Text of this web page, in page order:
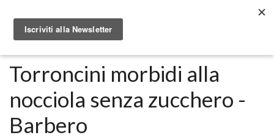
Torroncini morbidi alla
nocciola senza zucchero -
Barbero